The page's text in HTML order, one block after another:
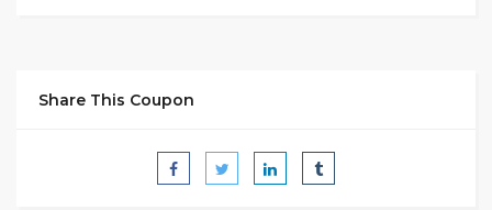
Share This Coupon